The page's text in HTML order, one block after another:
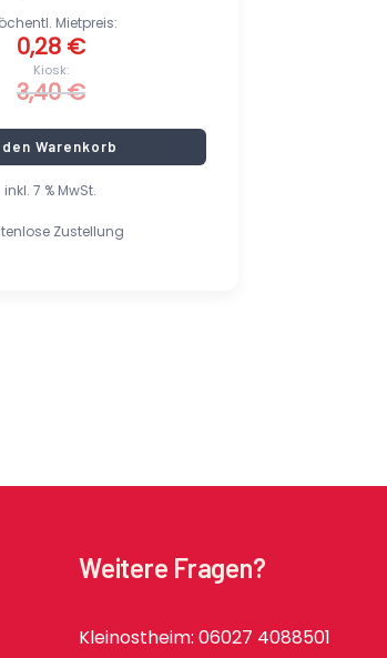
inkl. 7 % MwSt.
Zustellung
Kiosk:
3,40€
Mietpreis:
0,28 €
den Warenkorb
Weitere Fragen?
Kleinostheim: 06027 4088501